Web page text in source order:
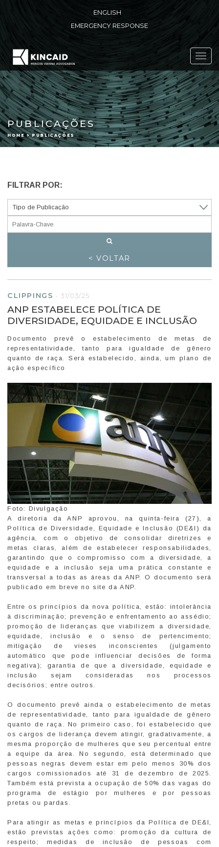
ENGLISH
EMERGENCY RESPONSE
PUBLICAÇÕES
HOME > PUBLICAÇÕES
FILTRAR POR:
< VOLTAR
CLIPPINGS -31/03/25
ANP ESTABELECE POLÍTICA DE
DIVERSIDADE, EQUIDADE E INCLUSÃO
Documento prevê o estabelecimento de metas de
representatividade, tanto para igualdade de gênero
quanto de raça. Será estabelecido, ainda, um plano de
ação específico
Foto: Divulgação
A diretoria da ANP aprovou, na quinta-feira (27), a
Política de Diversidade, Equidade e Inclusão (DE&I) da
agência, com o objetivo de consolidar diretrizes e
metas claras, além de estabelecer responsabilidades,
garantindo que o compromisso com a diversidade, a
equidade e a inclusão seja uma prática constante e
transversal a todas as áreas da ANP. O documento será
publicado em breve no site da ANP.
Entre os princípios da nova política, estão: intolerância
à discriminação; prevenção e enfrentamento ao assédio;
promoção de lideranças que viabilizem a diversidade,
equidade, inclusão e o senso de pertencimento;
mitigação de vieses inconscientes (julgamento
automático que pode influenciar decisões de forma
negativa); garantia de que a diversidade, equidade e
inclusão sejam consideradas nos processos
decisórios; entre outros.
O documento prevê ainda o estabelecimento de metas
de representatividade, tanto para igualdade de gênero
quanto de raça. No primeiro caso, foi estabelecido que
os cargos de liderança devem atingir, gradativamente, a
mesma proporção de mulheres que seu percentual entre
a equipe da área. No segundo, está determinado que
pessoas negras devem estar em pelo menos 30% dos
cargos comissionados até 31 de dezembro de 2025.
Também está prevista a ocupação de 50% das vagas do
programa de estágio por mulheres e por pessoas
pretas ou pardas.
Para atingir as metas e princípios da Política de DE&I,
estão previstas ações como: promoção da cultura de
respeito; medidas de inclusão de pessoas com